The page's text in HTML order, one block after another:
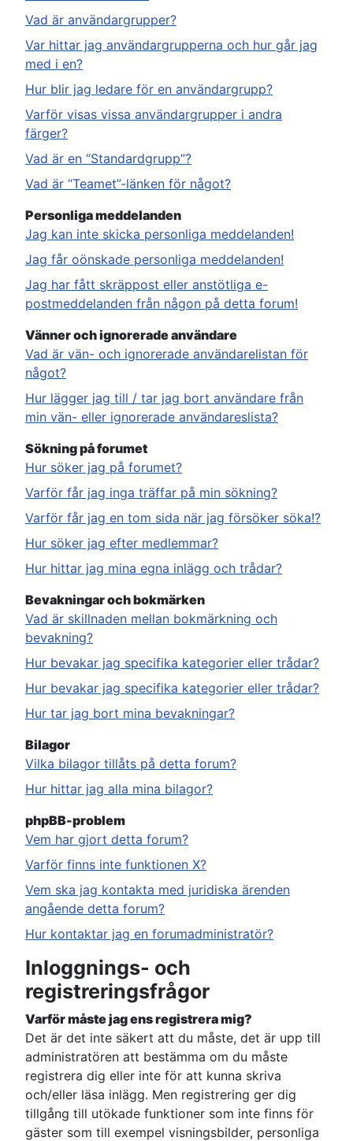
Vad är användargrupper?
Var hittar jag användargrupperna och hur går jag
med i en?
Hur blir jag ledare för en användargrupp?
Varför visas vissa användargrupper i andra
färger?
Vad är en “Standardgrupp”?
Vad är “Teamet”-länken för något?
Personliga meddelanden
Jag kan inte skicka personliga meddelanden!
Jag får oönskade personliga meddelanden!
Jag har fått skräppost eller anstötliga e-
postmeddelanden från någon på detta forum!
Vänner och ignorerade användare
Vad är vän- och ignorerade användarelistan för
något?
Hur lägger jag till / tar jag bort användare från
min vän- eller ignorerade användareslista?
Sökning på forumet
Hur söker jag på forumet?
Varför får jag inga träffar på min sökning?
Varför får jag en tom sida när jag försöker söka!?
Hur söker jag efter medlemmar?
Hur hittar jag mina egna inlägg och trådar?
Bevakningar och bokmärken
Vad är skillnaden mellan bokmärkning och
bevakning?
Hur bevakar jag specifika kategorier eller trådar?
Hur bevakar jag specifika kategorier eller trådar?
Hur tar jag bort mina bevakningar?
Bilagor
Vilka bilagor tillåts på detta forum?
Hur hittar jag alla mina bilagor?
phpBB-problem
Vem har gjort detta forum?
Varför finns inte funktionen X?
Vem ska jag kontakta med juridiska ärenden
angående detta forum?
Hur kontaktar jag en forumadministratör?
Inloggnings- och
registreringsfrågor
Varför måste jag ens registrera mig?
Det är det inte säkert att du måste, det är upp till
administratören att bestämma om du måste
registrera dig eller inte för att kunna skriva
och/eller läsa inlägg. Men registrering ger dig
tillgång till utökade funktioner som inte finns för
gäster som till exempel visningsbilder, personliga